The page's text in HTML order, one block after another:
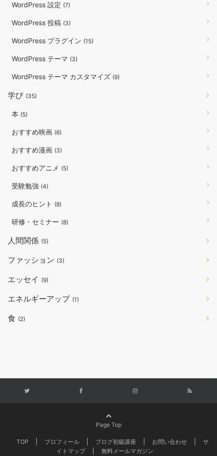
WordPress 設定 (7)
WordPress 投稿 (3)
WordPress プラグイン (15)
WordPress テーマ (3)
WordPress テーマ カスタマイズ (9)
学び (35)
本 (5)
おすすめ映画 (6)
おすすめ漫画 (3)
おすすめアニメ (5)
受験勉強 (4)
成長のヒント (8)
研修・セミナー (8)
人間関係 (5)
ファッション (3)
エッセイ (9)
エネルギーアップ (1)
食 (2)
Page Top
TOP プロフィール ブログ初級講座 お問い合わせ
サ
イトマップ
無料メールマガジン